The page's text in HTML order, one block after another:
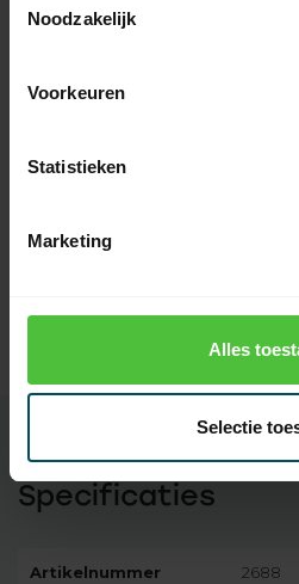
Noodzakelijk
Voorkeuren
Statistieken
Marketing
Alles
Selectie
SELVE
Selve motornok 12
buismotor met
Specificaties
Artikelnummer 2688